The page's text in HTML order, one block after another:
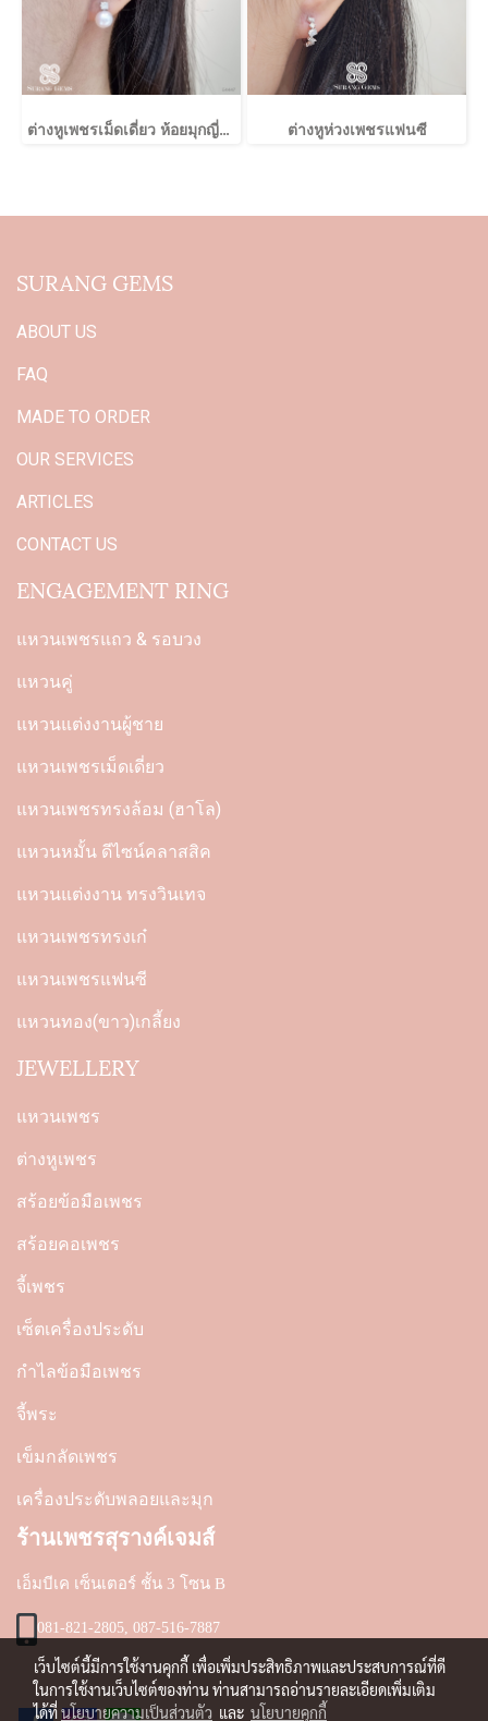
ต่างหูเพชรเม็ดเดี่ยว ห้อยมุกญี่ปุ่น ต่างหูห่วงเพชรแฟนซี
SURANG GEMS
ABOUT US
FAQ
MADE TO ORDER
OUR SERVICES
ARTICLES
CONTACT US
ENGAGEMENT RING
แหวนเพชรแถว & รอบวง
แหวนคู่
แหวนแต่งงานผู้ชาย
แหวนเพชรเม็ดเดี่ยว
แหวนเพชรทรงล้อม (ฮาโล)
แหวนหมั้น ดีไซน์คลาสสิค
แหวนแต่งงาน ทรงวินเทจ
แหวนเพชรทรงเก๋
แหวนเพชรแฟนซี
แหวนทอง(ขาว)เกลี้ยง
JEWELLERY
แหวนเพชร
ต่างหูเพชร
สร้อยข้อมือเพชร
สร้อยคอเพชร
จี้เพชร
เซ็ตเครื่องประดับ
กำไลข้อมือเพชร
จี้พระ
เข็มกลัดเพชร
เครื่องประดับพลอยและมุก
ร้านเพชรสุรางค์เจมส์
เอ็มบีเค เซ็นเตอร์ ชั้น 3 โซน B
081-821-2805, 087-516-7887
เว็บไซต์นี้มีการใช้งานคุกกี้ เพื่อเพิ่มประสิทธิภาพและประสบการณ์ที่ดี
ในการใช้งานเว็บไซต์ของท่าน ท่านสามารถอ่านรายละเอียดเพิ่มเติม
ได้ที่นโยบายความเป็นส่วนตัว และ นโยบายคุกกี้